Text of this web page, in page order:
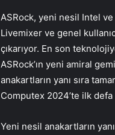
ASRock, yeni nesil Intel
Livemixer ve genel
çıkarıyor. En son
ASRock’ın yeni amiral
anakartların yanı sıra
Computex 2024’te ilk defa
Yeni nesil anakartların